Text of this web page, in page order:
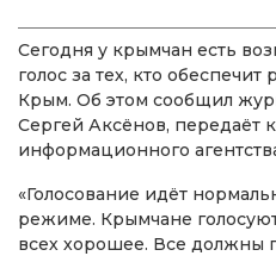
Сегодня у крымчан есть
голос за тех, кто
Крым. Об этом сообщил
Сергей Аксёнов, передаёт
информационного
«Голосование идёт
режиме. Крымчане
всех хорошее. Все должны